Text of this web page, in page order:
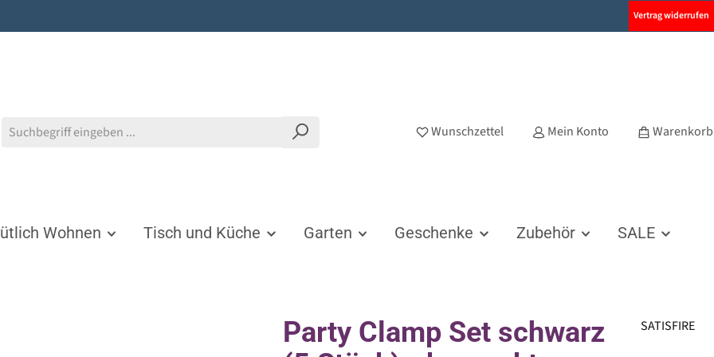
Vertrag widerrufen
Wunschzettel Mein Konto Warenkorb
Wohnen Tisch und Küche Garten Geschenke Zubehör SALE
Party Clamp Set schwarz
SATISFIRE